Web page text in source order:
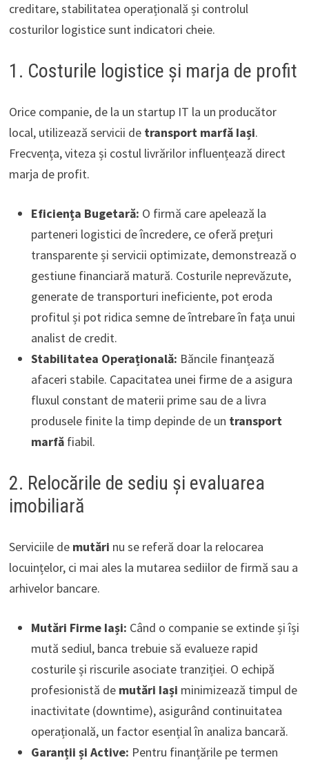
creditare, stabilitatea operațională și controlul
costurilor logistice sunt indicatori cheie.
1. Costurile logistice și marja de profit
Orice companie, de la un startup IT la un producător
local, utilizează servicii de transport marfă Iași.
Frecvența, viteza și costul livrărilor influențează direct
marja de profit.
Eficiența Bugetară: O firmă care apelează la
parteneri logistici de încredere, ce oferă prețuri
transparente și servicii optimizate, demonstrează o
gestiune financiară matură. Costurile neprevăzute,
generate de transporturi ineficiente, pot eroda
profitul și pot ridica semne de întrebare în fața unui
analist de credit.
Stabilitatea Operațională: Băncile finanțează
afaceri stabile. Capacitatea unei firme de a asigura
fluxul constant de materii prime sau de a livra
produsele finite la timp depinde de un transport
marfăfiabil.
2. Relocările de sediu și evaluarea
imobiliară
Serviciile de mutări nu se referă doar la relocarea
locuințelor, ci mai ales la mutarea sediilor de firmă sau a
arhivelor bancare.
Mutări Firme Iași: Când o companie se extinde și își
mută sediul, banca trebuie să evalueze rapid
costurile și riscurile asociate tranziției. O echipă
profesionistă de mutări Iași minimizează timpul de
inactivitate (downtime), asigurând continuitatea
operațională, un factor esențial în analiza bancară.
Garanții și Active: Pentru finanțările pe termen